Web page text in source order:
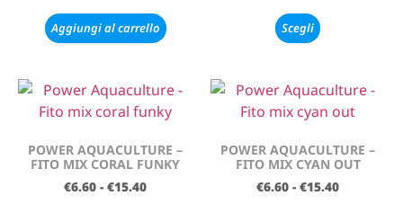
Aggiungi al carrello Scegli
POWER AQUACULTURE –
FITO MIX CORAL FUNKY
€6.60 - €15.40
POWER AQUACULTURE –
FITO MIX CYAN OUT
€6.60 - €15.40